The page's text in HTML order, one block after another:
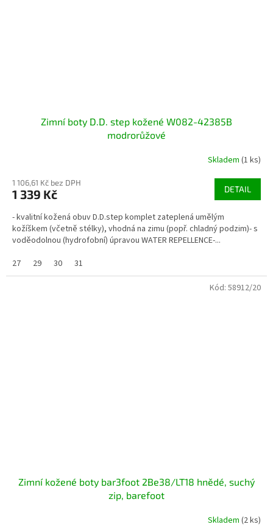
Zimní boty D.D. step kožené W082-42385B
modrorůžové
Skladem (1 ks)
1 106,61 Kč bez DPH
1 339 Kč DETAIL
- kvalitní kožená obuv D.D.step komplet zateplená umělým
kožíškem (včetně stélky), vhodná na zimu (popř. chladný podzim)- s
voděodolnou (hydrofobní) úpravou WATER REPELLENCE-...
27
29 30 31
Zimní kožené boty bar3foot 2Be38/LT18 hnědé, suchý
zip, barefoot
Skladem (2 ks)
Kód: 58912/20